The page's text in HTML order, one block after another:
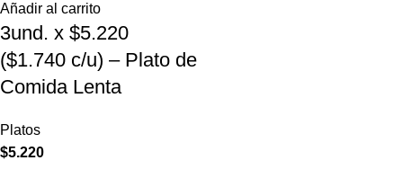
Añadir al carrito
3und. x $5.220
($1.740 c/u) – Plato de
Comida Lenta
Platos
$5.220